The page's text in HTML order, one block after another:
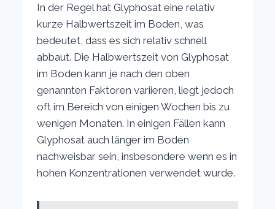
In der Regel hat Glyphosat eine relativ
kurze Halbwertszeit im Boden, was
bedeutet, dass es sich relativ schnell
abbaut. Die Halbwertszeit von Glyphosat
im Boden kann je nach den oben
genannten Faktoren variieren, liegt jedoch
oft im Bereich von einigen Wochen bis zu
wenigen Monaten. In einigen Fällen kann
Glyphosat auch länger im Boden
nachweisbar sein, insbesondere wenn es in
hohen Konzentrationen verwendet wurde.